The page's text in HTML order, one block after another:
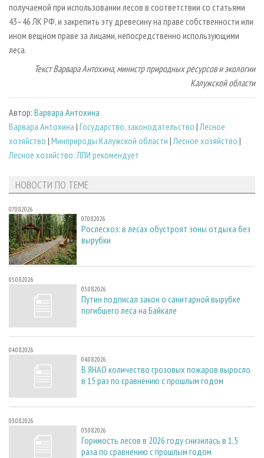
получаемой при использовании лесов в соответствии со статьями
43–46 ЛК РФ, и закрепить эту древесину на праве собственности или
ином вещном праве за лицами, непосредственно использующими
леса.
Текст Варвара Антохина, министр природных ресурсов и экологии
Калужской области
Автор: Варвара Антохина
Варвара Антохина | Государство, законодательство |Лесное
хозяйство | Минприроды Калужской области |Лесное хозяйство |
Лесное хозяйство: ЛПИ рекомендует
НОВОСТИ ПО ТЕМЕ
07.08.2026
07.08.2026
Рослесхоз: в лесах обустроят зоны отдыха без
вырубки
05.08.2026
05.08.2026
Путин подписал закон о санитарной вырубке
погибшего леса на Байкале
04.08.2026
04.08.2026
В ЯНАО количество грозовых пожаров выросло
в 15 раз по сравнению с прошлым годом
03.08.2026
03.08.2026
Горимость лесов в 2026 году снизилась в 1,5
раза по сравнению с прошлым годом